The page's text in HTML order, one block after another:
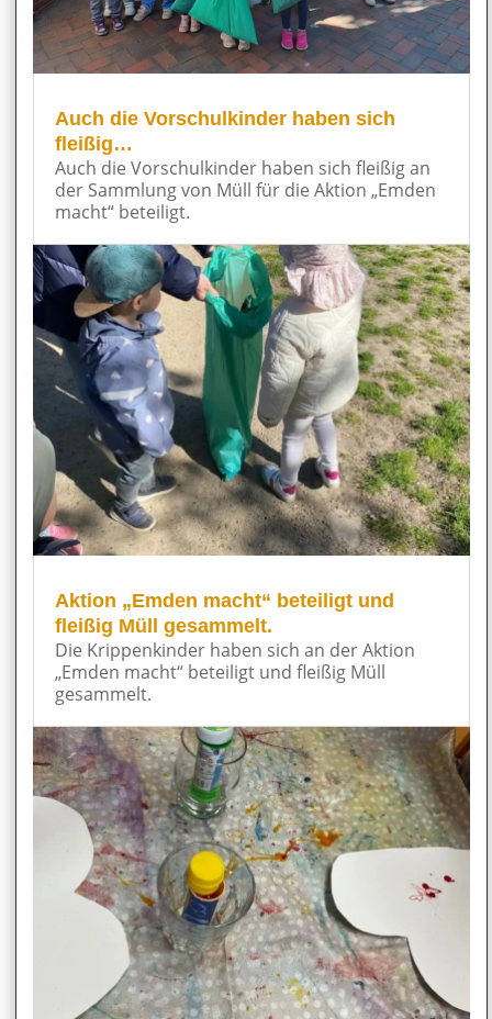
Auch die Vorschulkinder haben sich
fleißig…
Auch die Vorschulkinder haben sich fleißig an
der Sammlung von Müll für die Aktion „Emden
macht“ beteiligt.
Aktion „Emden macht“ beteiligt und
fleißig Müll gesammelt.
Die Krippenkinder haben sich an der Aktion
„Emden macht“ beteiligt und fleißig Müll
gesammelt.